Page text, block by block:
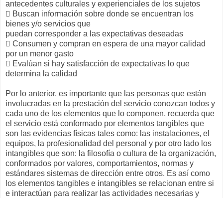
antecedentes culturales y experienciales de los sujetos
 Buscan información sobre donde se encuentran los
bienes y/o servicios que
puedan corresponder a las expectativas deseadas
 Consumen y compran en espera de una mayor calidad
por un menor gasto
 Evalúan si hay satisfacción de expectativas lo que
determina la calidad
Por lo anterior, es importante que las personas que están
involucradas en la prestación del servicio conozcan todos y
cada uno de los elementos que lo componen, recuerda que
el servicio está conformado por elementos tangibles que
son las evidencias físicas tales como: las instalaciones, el
equipos, la profesionalidad del personal y por otro lado los
intangibles que son: la filosofía o cultura de la organización,
conformados por valores, comportamientos, normas y
estándares sistemas de dirección entre otros. Es así como
los elementos tangibles e intangibles se relacionan entre si
e interactúan para realizar las actividades necesarias y